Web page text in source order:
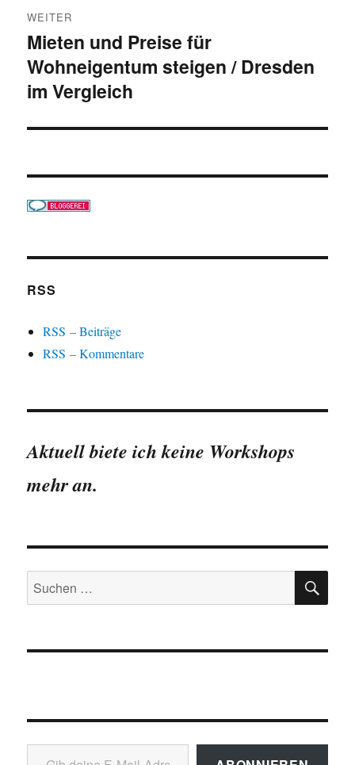
WEITER
Nächster
Beitrag:
Mieten und Preise für
Wohneigentum steigen / Dresden
im Vergleich
RSS
RSS – Beiträge
RSS – Kommentare
Aktuell biete ich keine Workshops
mehr an.
Suchen
nach:
Gib deine E-Mail-Adresse ein ...